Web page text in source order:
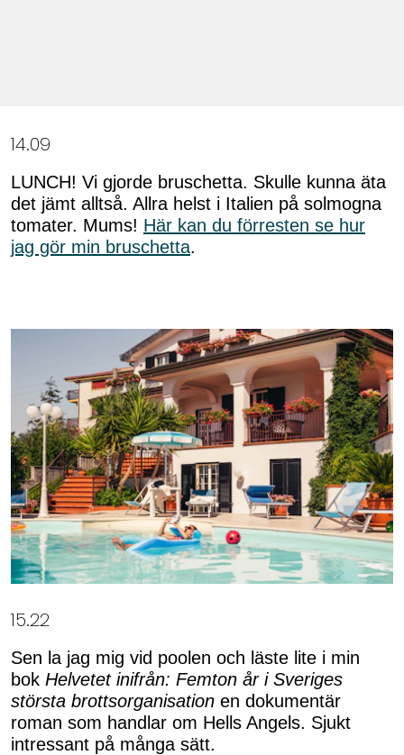
14.09
LUNCH! Vi gjorde bruschetta. Skulle kunna äta
det jämt alltså. Allra helst i Italien på solmogna
tomater. Mums! Här kan du förresten se hur
jag gör min bruschetta.
15.22
Sen la jag mig vid poolen och läste lite i min
bok Helvetet inifrån: Femton år i Sveriges
största brottsorganisation en dokumentär
roman som handlar om Hells Angels. Sjukt
intressant på många sätt.